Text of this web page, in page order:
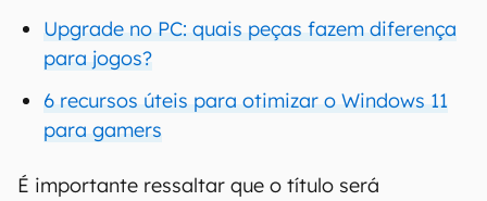
Upgrade no PC: quais peças fazem diferença
para jogos?
6 recursos úteis para otimizar o Windows 11
para gamers
É importante ressaltar que o título será